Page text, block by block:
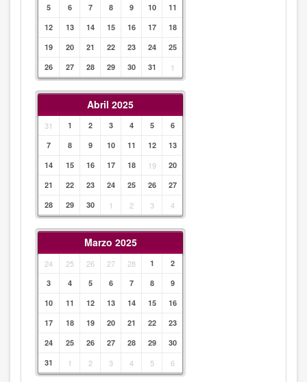
5 6 7 8 9 10
11
12
13 14 15 16 17
18
19
20 21 22 23 24
25
26
27 28 29 30 31 1
Abril 2025
31 1 2 3 4 5
6
7
8 9 10 11 12
13
14
15 16 17 18 19
20
21
22 23 24 25 26
27
28
29 30 1 2 3 4
Marzo 2025
24 25 26 27 28 1
2
3
4 5 6 7 8
9
10
11 12 13 14 15
16
17
18 19 20 21 22
23
24
25 26 27 28 29
30
31
1 2 3 4 5 6